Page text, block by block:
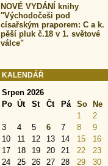
NOVÉ VYDÁNÍ knihy
"Východočeši pod
císařským praporem: C a k.
pěší pluk č.18 v 1. světové
válce"
KALENDÁŘ
Srpen 2026
Po Út St Čt Pá So
Ne
1
2
3
4 5 6 7 8
9
10
11 12 13 14 15
16
17
18 19 20 21 22
23
24
25 26 27 28 29 30